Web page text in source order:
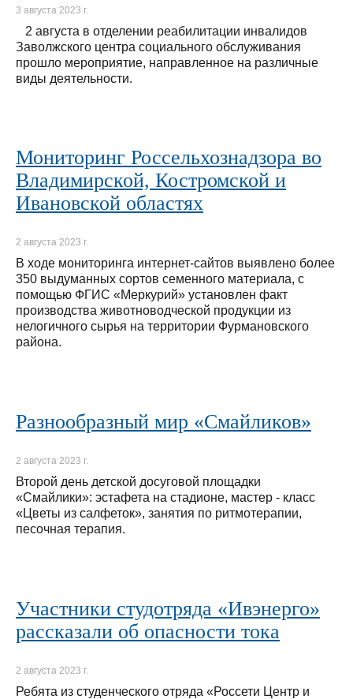
3 августа 2023 г.
2 августа в отделении реабилитации инвалидов
Заволжского центра социального обслуживания
прошло мероприятие, направленное на различные
виды деятельности.
Мониторинг Россельхознадзора во
Владимирской, Костромской и
Ивановской областях
2 августа 2023 г.
В ходе мониторинга интернет-сайтов выявлено более
350 выдуманных сортов семенного материала, с
помощью ФГИС «Меркурий» установлен факт
производства животноводческой продукции из
нелогичного сырья на территории Фурмановского
района.
Разнообразный мир «Смайликов»
2 августа 2023 г.
Второй день детской досуговой площадки
«Смайлики»: эстафета на стадионе, мастер - класс
«Цветы из салфеток», занятия по ритмотерапии,
песочная терапия.
Участники студотряда «Ивэнерго»
рассказали об опасности тока
2 августа 2023 г.
Ребята из студенческого отряда «Россети Центр и